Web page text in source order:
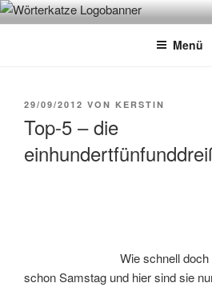
Zum
InhaltWÖRTERKATZE
Von Büchern erzählen
Menü
VERÖFFENTLICHT
29/09/2012 VON KERSTIN
Top-5 – die
Wie schnell
schon Samstag und hier sind sie